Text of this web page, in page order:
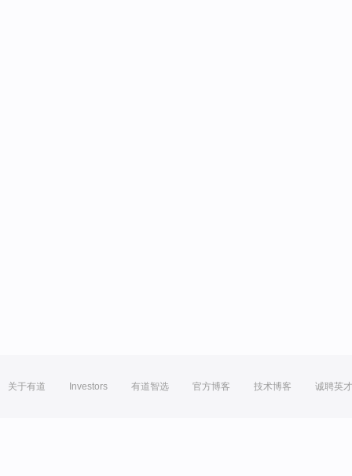
关于有道 Investors 有道智选 官方博客 技术博客 诚聘英才